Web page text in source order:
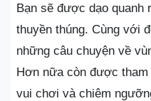
Bạn sẽ được dạo quanh
thuyền thúng. Cùng với
những câu chuyện về
Hơn nữa còn được
vui chơi và chiêm